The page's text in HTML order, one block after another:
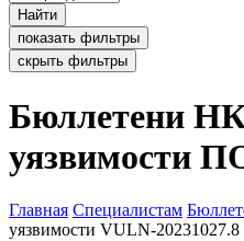
Найти
показать фильтры
скрыть фильтры
Бюллетени
уязвимости
Главная Специалистам
уязвимости VULN-20231027.8